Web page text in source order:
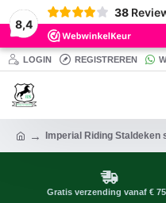
8,4
38
LOGIN REGISTREREN
Imperial Riding Staldeken
Gratis verzending vanaf €